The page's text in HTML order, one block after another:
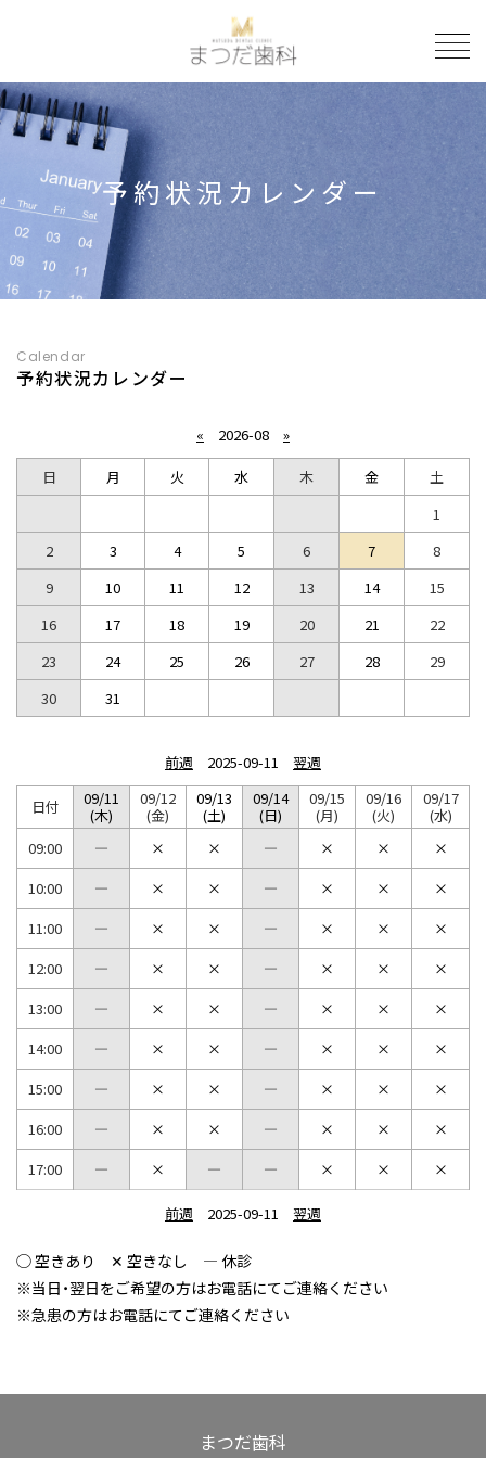
予約状況カレンダー
Calendar
予約状況カレンダー
« 2026-08 »
日 月 火 水 木 金
土
1
2
3 4 5 6 7
8
9
10 11 12 13 14
15
16
17 18 19 20 21
22
23
24 25 26 27 28
29
30
31
前週 2025-09-11 翌週
日付
09/11
(木)
09/12
(金)
09/13
(土)
09/14
(日)
09/15
(月)
09/16
(火)
09/17
(水)
09:00
10:00
11:00
12:00
13:00
14:00
15:00
16:00
17:00
前週 2025-09-11 翌週
◯ 空きあり ✕ 空きなし ― 休診
※当日・翌日をご希望の方はお電話にてご連絡ください
※急患の方はお電話にてご連絡ください
まつだ歯科